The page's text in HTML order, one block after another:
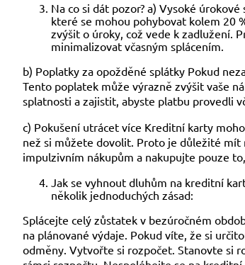
Na co si dát pozor? a) Vysoké
které se mohou pohybovat kolem 20
zvýšit o úroky, což vede k zadlužení.
minimalizovat včasným splácením.
b) Poplatky za opožděné splátky Pokud
Tento poplatek může výrazně zvýšit vaše
splatnosti a zajistit, abyste platbu provedli
c) Pokušení utrácet více Kreditní karty
než si můžete dovolit. Proto je důležité mít
impulzivním nákupům a nakupujte pouze
Jak se vyhnout dluhům na kreditní
několik jednoduchých zásad:
Splácejte celý zůstatek v bezúročném
na plánované výdaje. Pokud víte, že si
odměny. Vytvořte si rozpočet. Stanovte si